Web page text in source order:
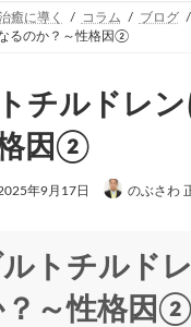
癒に導く コラム
ブログ
るのか？～性格因②
チルドレン
因②
年9月17日 のぶさわ
トチルド
？～性格因②